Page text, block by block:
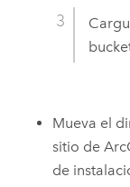
Mueva el
sitio de
de